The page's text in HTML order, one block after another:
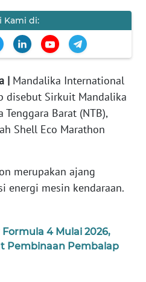
Kami di:
| Mandalika International
disebut Sirkuit Mandalika
Tenggara Barat (NTB),
Shell Eco Marathon
merupakan ajang
energi mesin kendaraan.
Formula 4 Mulai 2026,
Pembinaan Pembalap